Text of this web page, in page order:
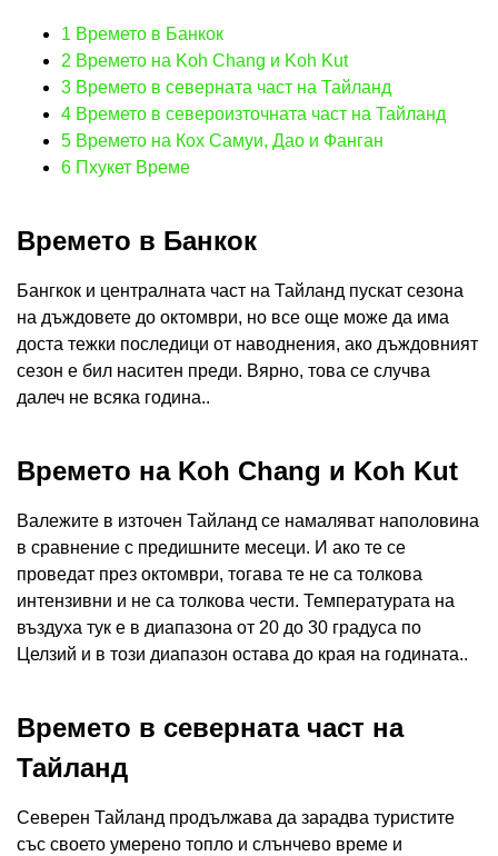
1 Времето в Банкок
2 Времето на Koh Chang и Koh Kut
3 Времето в северната част на Тайланд
4 Времето в североизточната част на Тайланд
5 Времето на Кох Самуи, Дао и Фанган
6 Пхукет Време
Времето в Банкок
Бангкок и централната част на Тайланд пускат сезона
на дъждовете до октомври, но все още може да има
доста тежки последици от наводнения, ако дъждовният
сезон е бил наситен преди. Вярно, това се случва
далеч не всяка година..
Времето на Koh Chang и Koh Kut
Валежите в източен Тайланд се намаляват наполовина
в сравнение с предишните месеци. И ако те се
проведат през октомври, тогава те не са толкова
интензивни и не са толкова чести. Температурата на
въздуха тук е в диапазона от 20 до 30 градуса по
Целзий и в този диапазон остава до края на годината..
Времето в северната част на
Тайланд
Северен Тайланд продължава да зарадва туристите
със своето умерено топло и слънчево време и